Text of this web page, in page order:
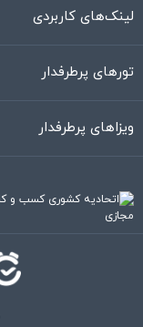
لینک‌های کاربردی
تورهای پرطرفدار
ویزاهای پرطرفدار